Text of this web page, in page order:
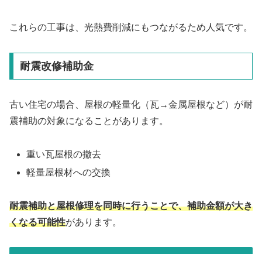
これらの工事は、光熱費削減にもつながるため人気です。
耐震改修補助金
古い住宅の場合、屋根の軽量化（瓦→金属屋根など）が耐
震補助の対象になることがあります。
重い瓦屋根の撤去
軽量屋根材への交換
耐震補助と屋根修理を同時に行うことで、補助金額が大き
くなる可能性があります。